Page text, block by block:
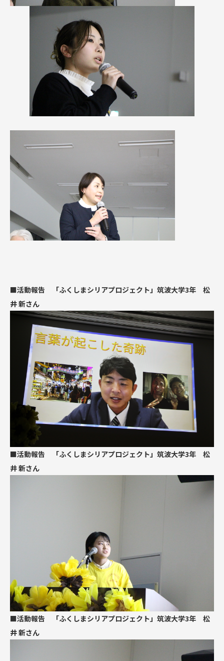
■活動報告 「ふくしまシリアプロジェクト」筑波大学3年 松
井 新さん
■活動報告 「ふくしまシリアプロジェクト」筑波大学3年 松
井 新さん
■活動報告 「ふくしまシリアプロジェクト」筑波大学3年 松
井 新さん